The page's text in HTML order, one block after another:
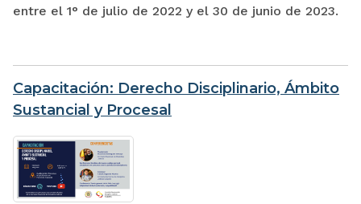
entre el 1° de julio de 2022 y el 30 de junio de 2023.
Capacitación: Derecho Disciplinario, Ámbito
Sustancial y Procesal